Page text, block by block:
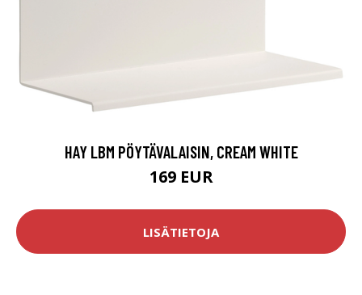
HAY LBM PÖYTÄVALAISIN, CREAM WHITE
169 EUR
LISÄTIETOJA